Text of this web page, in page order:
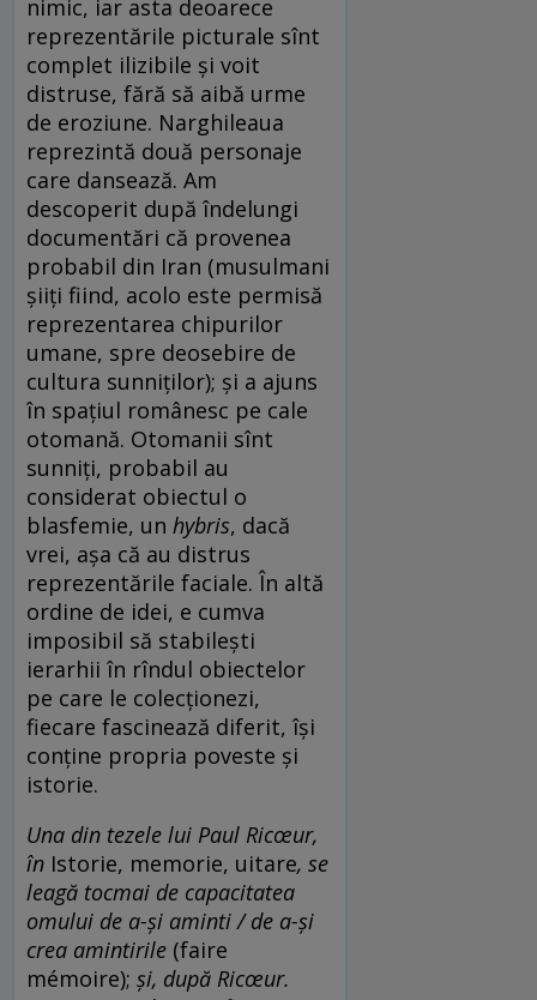
nimic, iar asta deoarece
reprezentările picturale sînt
complet ilizibile și voit
distruse, fără să aibă urme
de eroziune. Narghileaua
reprezintă două personaje
care dansează. Am
descoperit după îndelungi
documentări că provenea
probabil din Iran (musulmani
șiiți fiind, acolo este permisă
reprezentarea chipurilor
umane, spre deosebire de
cultura sunniților); și a ajuns
în spațiul românesc pe cale
otomană. Otomanii sînt
sunniți, probabil au
considerat obiectul o
blasfemie, un hybris, dacă
vrei, așa că au distrus
reprezentările faciale. În altă
ordine de idei, e cumva
imposibil să stabilești
ierarhii în rîndul obiectelor
pe care le colecționezi,
fiecare fascinează diferit, își
conține propria poveste și
istorie.
Una din tezele lui Paul Ricœur,
în Istorie, memorie, uitare, se
leagă tocmai de capacitatea
omului de a-și aminti / de a-și
crea amintirile (faire
mémoire); și, după Ricœur.